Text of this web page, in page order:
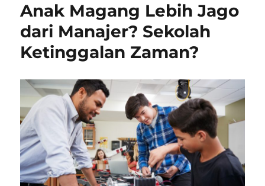
Anak Magang Lebih Jago
dari Manajer? Sekolah
Ketinggalan Zaman?